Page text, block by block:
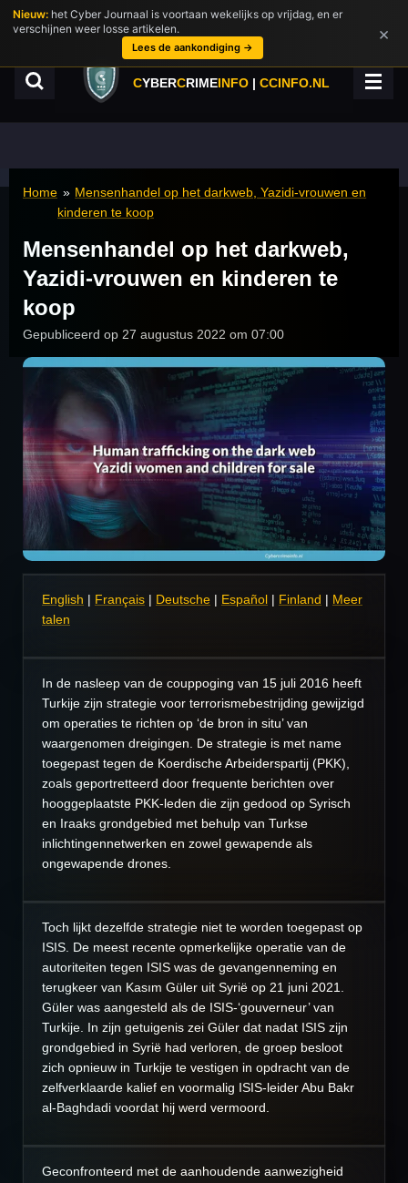
Ga
direct
hoofdinhoud
CYBERCRIMEINFO | CCINFO.NL
Home » Mensenhandel op het darkweb, Yazidi-vrouwen en
kinderen te koop
Mensenhandel op het darkweb,
Yazidi-vrouwen en kinderen te
koop
Gepubliceerd op 27 augustus 2022 om 07:00
English | Français | Deutsche | Español | Finland | Meer
talen
In de nasleep van de couppoging van 15 juli 2016 heeft
Turkije zijn strategie voor terrorismebestrijding gewijzigd
om operaties te richten op ‘de bron in situ’ van
waargenomen dreigingen. De strategie is met name
toegepast tegen de Koerdische Arbeiderspartij (PKK),
zoals geportretteerd door frequente berichten over
hooggeplaatste PKK-leden die zijn gedood op Syrisch
en Iraaks grondgebied met behulp van Turkse
inlichtingennetwerken en zowel gewapende als
ongewapende drones.
Toch lijkt dezelfde strategie niet te worden toegepast op
ISIS. De meest recente opmerkelijke operatie van de
autoriteiten tegen ISIS was de gevangenneming en
terugkeer van Kasım Güler uit Syrië op 21 juni 2021.
Güler was aangesteld als de ISIS-‘gouverneur’ van
Turkije. In zijn getuigenis zei Güler dat nadat ISIS zijn
grondgebied in Syrië had verloren, de groep besloot
zich opnieuw in Turkije te vestigen in opdracht van de
zelfverklaarde kalief en voormalig ISIS-leider Abu Bakr
al-Baghdadi voordat hij werd vermoord.
Geconfronteerd met de aanhoudende aanwezigheid
Nieuw: het Cyber Journaal is voortaan wekelijks op vrijdag, en er
verschijnen weer losse artikelen.
Lees de aankondiging →
×